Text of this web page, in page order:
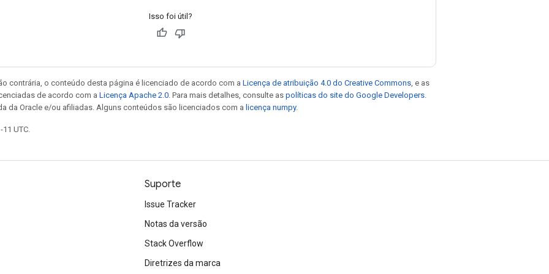
Isso foi útil?
contrária, o conteúdo desta página é licenciado de acordo com a Licença de atribuição 4.0 do Creative Commons , e as
de acordo com a Licença Apache 2.0 . Para mais detalhes, consulte as políticas do site do Google Developers
da Oracle e/ou afiliadas. Alguns conteúdos são licenciados com a licença numpy.
UTC.
Suporte
Issue Tracker
Notas da versão
Stack Overflow
Diretrizes da marca